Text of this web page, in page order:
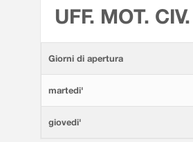
UFF. MOT.
Giorni di apertura
martedi'
giovedi'